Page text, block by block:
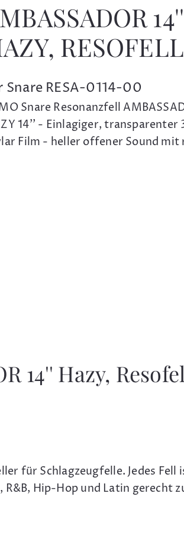
14''
RESOFELL
Snare RESA-0114-00
Snare Resonanzfell
14'' - Einlagiger, transparenter
Film - heller offener Sound mit
14'' Hazy,
für Schlagzeugfelle. Jedes
R&B, Hip-Hop und Latin